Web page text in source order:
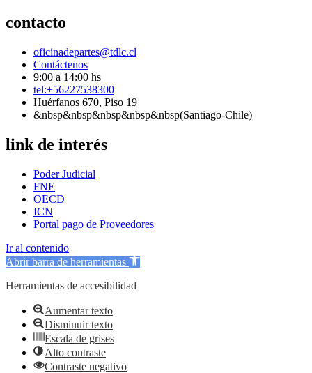
contacto
oficinadepartes@tdlc.cl
Contáctenos
9:00 a 14:00 hs
tel:+56227538300
Huérfanos 670, Piso 19
&nbsp&nbsp&nbsp&nbsp&nbsp(Santiago-Chile)
link de interés
Poder Judicial
FNE
OECD
ICN
Portal pago de Proveedores
Ir al contenido
Abrir barra de herramientas
Herramientas de accesibilidad
Aumentar texto
Disminuir texto
Escala de grises
Alto contraste
Contraste negativo